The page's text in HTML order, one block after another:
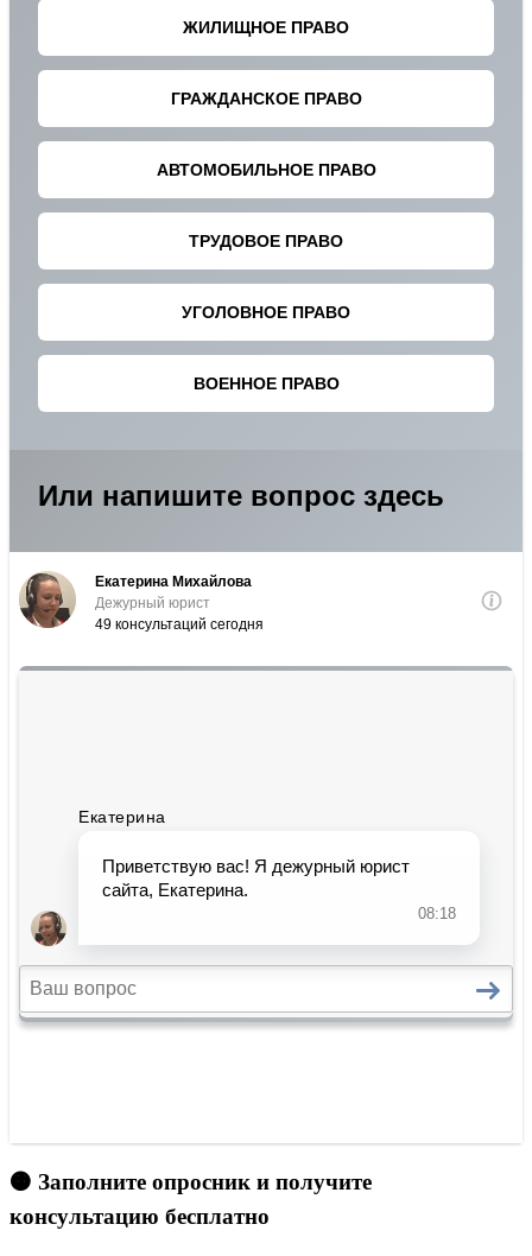
🟠 Заполните опросник и получите
консультацию бесплатно